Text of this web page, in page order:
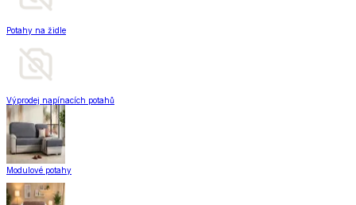
Potahy na židle
Výprodej napínacích potahů
Modulové potahy